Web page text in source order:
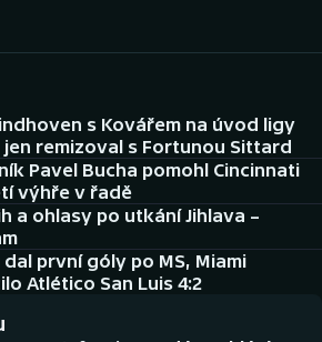
s Kovářem na úvod ligy
jen remizoval s Fortunou Sittard
Pavel Bucha pomohl Cincinnati
výhře v řadě
a ohlasy po utkání Jihlava –
dal první góly po MS, Miami
Atlético San Luis 4:2